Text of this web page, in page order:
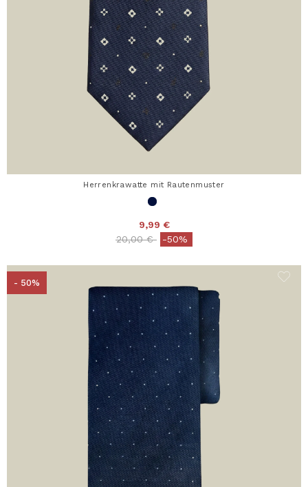
Herrenkrawatte mit Rautenmuster
9,99 €
Price reduced from
20,00 €to-50%
- 50%